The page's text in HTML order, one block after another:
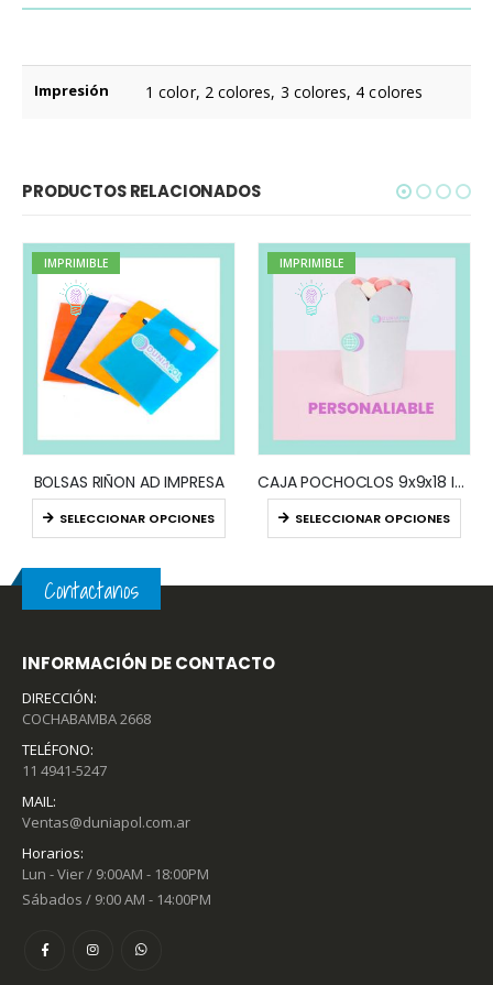
Impresión 1 color, 2 colores, 3 colores, 4 colores
PRODUCTOS RELACIONADOS
IMPRIMIBLE
BOLSAS RIÑON AD IMPRESA
SELECCIONAR OPCIONES
IMPRIMIBLE
CAJA POCHOCLOS 9x9x18 IMPRESO
SELECCIONAR OPCIONES
Contactanos
INFORMACIÓN DE CONTACTO
DIRECCIÓN:
COCHABAMBA 2668
TELÉFONO:
11 4941-5247
MAIL:
Ventas@duniapol.com.ar
Horarios:
Lun - Vier / 9:00AM - 18:00PM
Sábados / 9:00 AM - 14:00PM